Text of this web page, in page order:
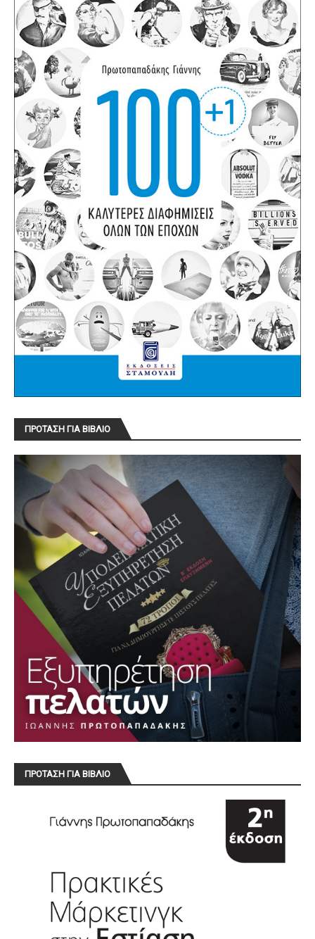
ΠΡΟΤΑΣΗ ΓΙΑ ΒΙΒΛΙΟ
ΠΡΟΤΑΣΗ ΓΙΑ ΒΙΒΛΙΟ